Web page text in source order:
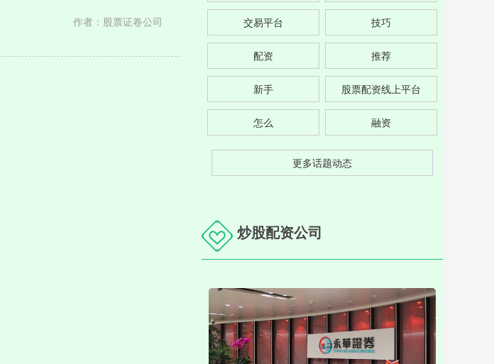
作者：股票证卷公司 交易平台 技巧
配资 推荐
新手 股票配资线上平台
怎么 融资
更多话题动态
炒股配资公司